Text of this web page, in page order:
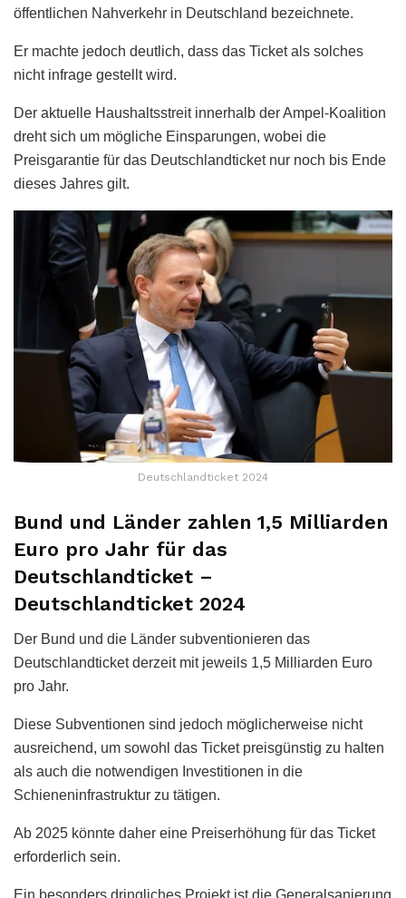
öffentlichen Nahverkehr in Deutschland bezeichnete.
Er machte jedoch deutlich, dass das Ticket als solches
nicht infrage gestellt wird.
Der aktuelle Haushaltsstreit innerhalb der Ampel-Koalition
dreht sich um mögliche Einsparungen, wobei die
Preisgarantie für das Deutschlandticket nur noch bis Ende
dieses Jahres gilt.
Deutschlandticket 2024
Bund und Länder zahlen 1,5 Milliarden
Euro pro Jahr für das
Deutschlandticket –
Deutschlandticket 2024
Der Bund und die Länder subventionieren das
Deutschlandticket derzeit mit jeweils 1,5 Milliarden Euro
pro Jahr.
Diese Subventionen sind jedoch möglicherweise nicht
ausreichend, um sowohl das Ticket preisgünstig zu halten
als auch die notwendigen Investitionen in die
Schieneninfrastruktur zu tätigen.
Ab 2025 könnte daher eine Preiserhöhung für das Ticket
erforderlich sein.
Ein besonders dringliches Projekt ist die Generalsanierung